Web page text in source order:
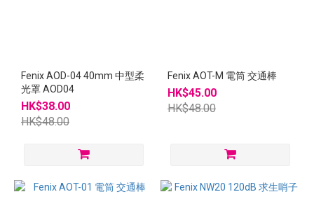
Fenix AOD-04 40mm 中型柔
光罩 AOD04
HK$38.00
HK$48.00
Fenix AOT-M 電筒 交通棒
HK$45.00
HK$48.00